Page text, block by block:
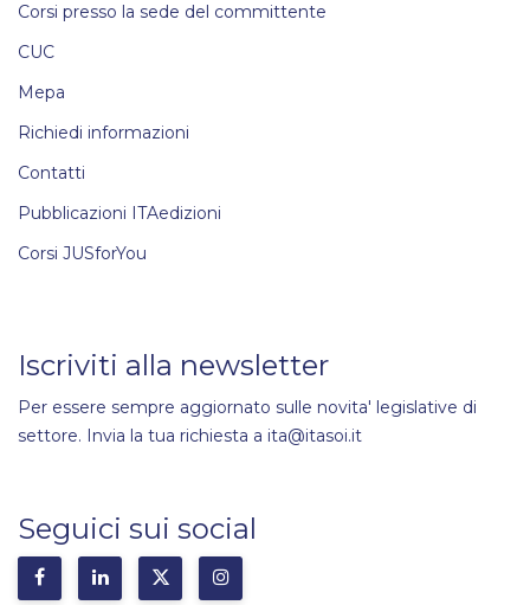
Corsi presso la sede del committente
CUC
Mepa
Richiedi informazioni
Contatti
Pubblicazioni ITAedizioni
Corsi JUSforYou
Iscriviti alla newsletter
Per essere sempre aggiornato sulle novita' legislative di
settore. Invia la tua richiesta a ita@itasoi.it
Seguici sui social